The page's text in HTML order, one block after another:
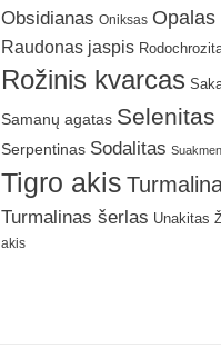
Obsidianas Oniksas Opalas
Raudonas jaspis
Rožinis kvarcas
Samanų agatas Selenitas
Serpentinas Sodalitas
Tigro akis
Turmalinas šerlas Unakitas
akis